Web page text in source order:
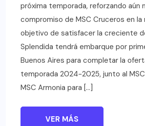
próxima temporada, reforzando aún
compromiso de MSC Cruceros en la
objetivo de satisfacer la creciente
Splendida tendrá embarque por
Buenos Aires para completar la
temporada 2024-2025, junto al
MSC Armonia para […]
VER MÁS